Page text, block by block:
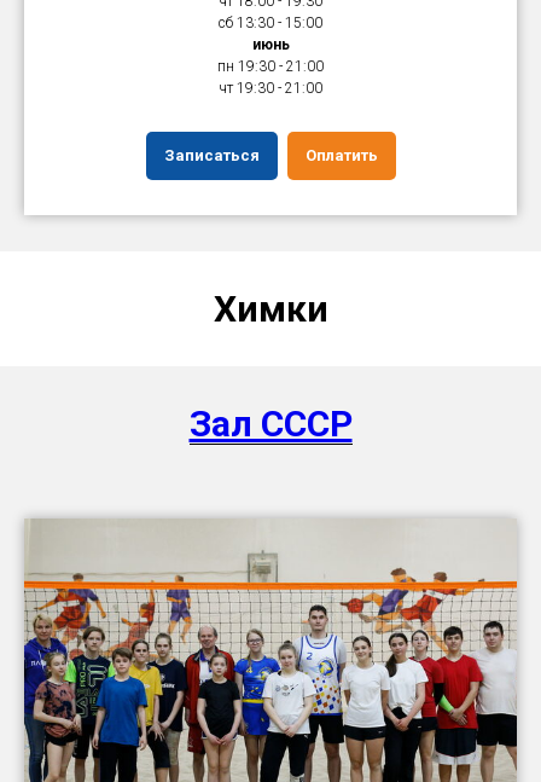
сб 13:30 - 15:00
июнь
пн 19:30 - 21:00
чт 19:30 - 21:00
Записаться Оплатить
Химки
Зал СССР